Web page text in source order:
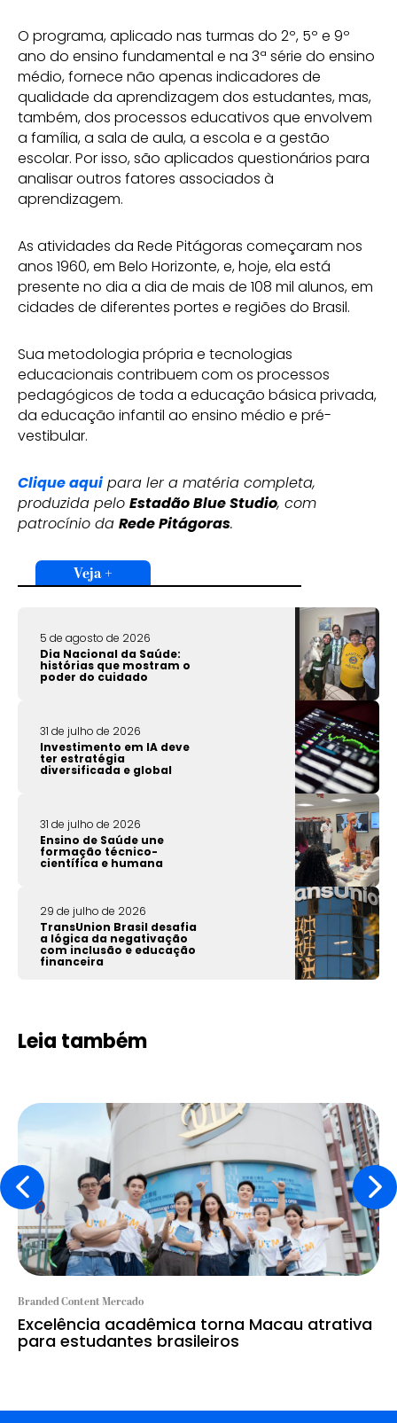
O programa, aplicado nas turmas do 2º, 5º e 9º
ano do ensino fundamental e na 3ª série do ensino
médio, fornece não apenas indicadores de
qualidade da aprendizagem dos estudantes, mas,
também, dos processos educativos que envolvem
a família, a sala de aula, a escola e a gestão
escolar. Por isso, são aplicados questionários para
analisar outros fatores associados à
aprendizagem.
As atividades da Rede Pitágoras começaram nos
anos 1960, em Belo Horizonte, e, hoje, ela está
presente no dia a dia de mais de 108 mil alunos, em
cidades de diferentes portes e regiões do Brasil.
Sua metodologia própria e tecnologias
educacionais contribuem com os processos
pedagógicos de toda a educação básica privada,
da educação infantil ao ensino médio e pré-
vestibular.
Clique aquipara ler a matéria completa,
produzida pelo Estadão Blue Studio, com
patrocínio da Rede Pitágoras.
Veja +
5 de agosto de 2026
Dia Nacional da Saúde:
histórias que mostram o
poder do cuidado
31 de julho de 2026
Investimento em IA deve
ter estratégia
diversificada e global
31 de julho de 2026
Ensino de Saúde une
formação técnico-
científica e humana
29 de julho de 2026
TransUnion Brasil desafia
a lógica da negativação
com inclusão e educação
financeira
Leia também
Branded Content Mercado
Excelência acadêmica torna Macau atrativa
para estudantes brasileiros